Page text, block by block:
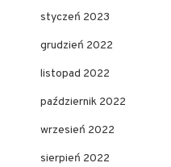
styczeń 2023
grudzień 2022
listopad 2022
październik 2022
wrzesień 2022
sierpień 2022